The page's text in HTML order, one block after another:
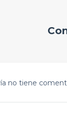
no tiene